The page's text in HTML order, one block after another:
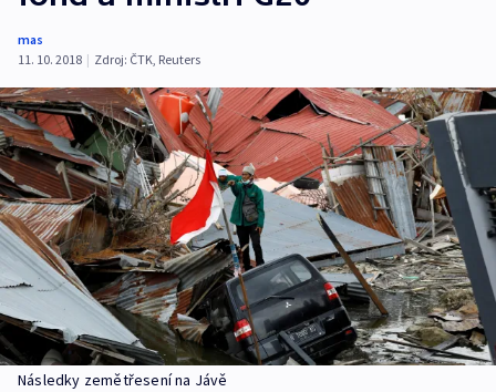
mas
11. 10. 2018 | Zdroj: ČTK, Reuters
Následky zemětřesení na Jávě